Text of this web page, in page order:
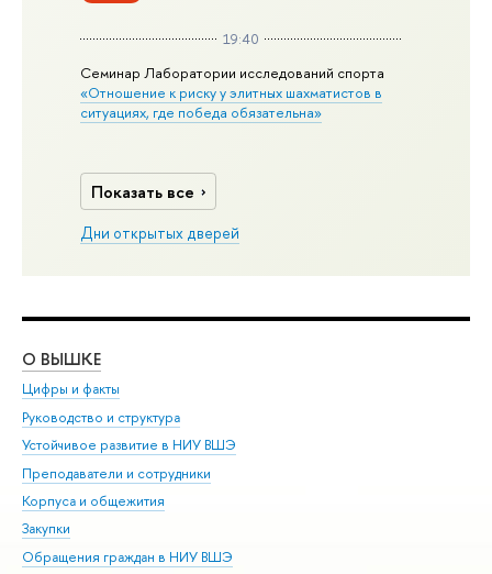
19:40
Семинар Лаборатории исследований спорта
«Отношение к риску у элитных шахматистов в
ситуациях, где победа обязательна»
Показать все
Дни открытых дверей
О ВЫШКЕ
Цифры и факты
Руководство и структура
Устойчивое развитие в НИУ ВШЭ
Преподаватели и сотрудники
Корпуса и общежития
Закупки
Обращения граждан в НИУ ВШЭ